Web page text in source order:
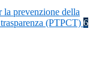
la prevenzione della
(PTPCT) 6